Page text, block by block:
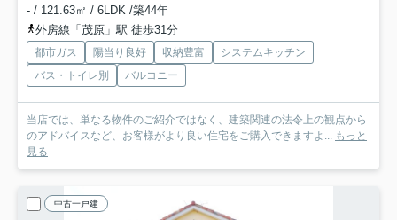
- / 121.63㎡ / 6LDK /築44年
外房線「茂原」駅 徒歩31分
都市ガス 陽当り良好 収納豊富
システムキッチン
バス・トイレ別
バルコニー
当店では、単なる物件のご紹介ではなく、建築関連の法令上の観点から
のアドバイスなど、お客様がより良い住宅をご購入できますよ...
もっと
見る
中古一戸建